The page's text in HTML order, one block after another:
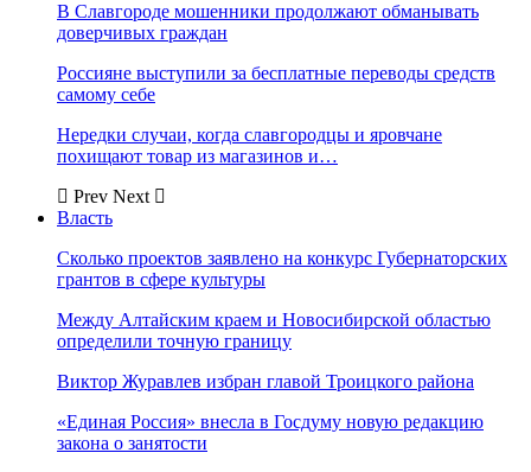
В Славгороде мошенники продолжают обманывать
доверчивых граждан
Россияне выступили за бесплатные переводы средств
самому себе
Нередки случаи, когда славгородцы и яровчане
похищают товар из магазинов и…
Prev Next
Власть
Сколько проектов заявлено на конкурс Губернаторских
грантов в сфере культуры
Между Алтайским краем и Новосибирской областью
определили точную границу
Виктор Журавлев избран главой Троицкого района
«Единая Россия» внесла в Госдуму новую редакцию
закона о занятости